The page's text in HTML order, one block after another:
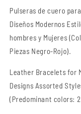
Men
or
Women
Pieces
Set
or
5
Set
Pulseras de cuero
Diseños Modernos
hombres y Mujeres
Piezas Negro-Rojo).
Leather Bracelets for
Designs Assorted
(Predominant colors: